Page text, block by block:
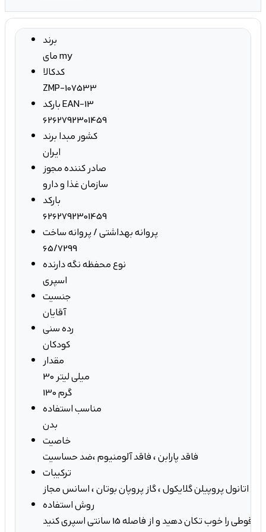
برند
مای my
کدکالا
ZMP-107533
بارکد EAN-13
6262792301459
کشور مبدا برند
ایران
صادر کننده مجوز
سازمان غذا و دارو
بارکد
6262792301459
پروانه بهداشتی / پروانه ساخت
65/7299
نوع محفظه نگه دارنده
اسپری
جنسیت
آقایان
رده سنی
کودکان
مقدار
30 میلی لیتر
130 گرم
مناسب استفاده
بدن
خاصیت
فاقد پارابن ، فاقد آلومنیوم ،ضد حساسیت
ترکیبات
، اتانول پروپیلن گلایکول ، گاز پروپان بوتان ، اسانس مجاز
روش استفاده
را خوب تکان دهید و از فاصله 15 سانتی اسپری کنید